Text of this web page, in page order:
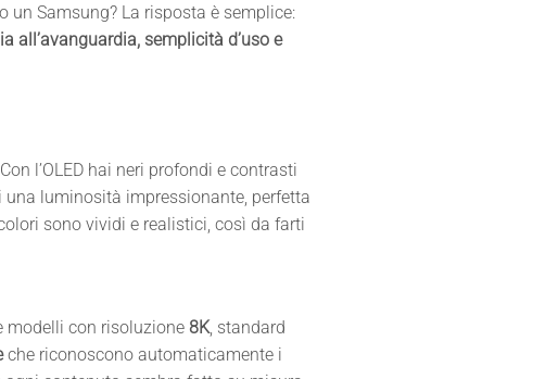
un Samsung? La risposta è semplice:
all’avanguardia, semplicità d’uso e
l’OLED hai neri profondi e contrasti
una luminosità impressionante, perfetta
sono vividi e realistici, così da farti
modelli con risoluzione 8K, standard
che riconoscono automaticamente i